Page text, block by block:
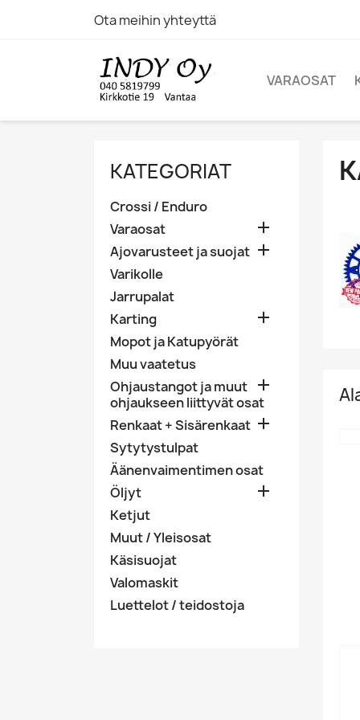
Ota meihin yhteyttä
VARAOSAT
KATEGORIAT
Crossi / Enduro
Varaosat

Ajovarusteet ja suojat 
Varikolle
Jarrupalat
Karting

Mopot ja Katupyörät
Muu vaatetus
Ohjaustangot ja muut
ohjaukseen liittyvät osat

Renkaat + Sisärenkaat 
Sytytystulpat
Äänenvaimentimen osat
Öljyt

Ketjut
Muut / Yleisosat
Käsisuojat
Valomaskit
Luettelot / teidostoja